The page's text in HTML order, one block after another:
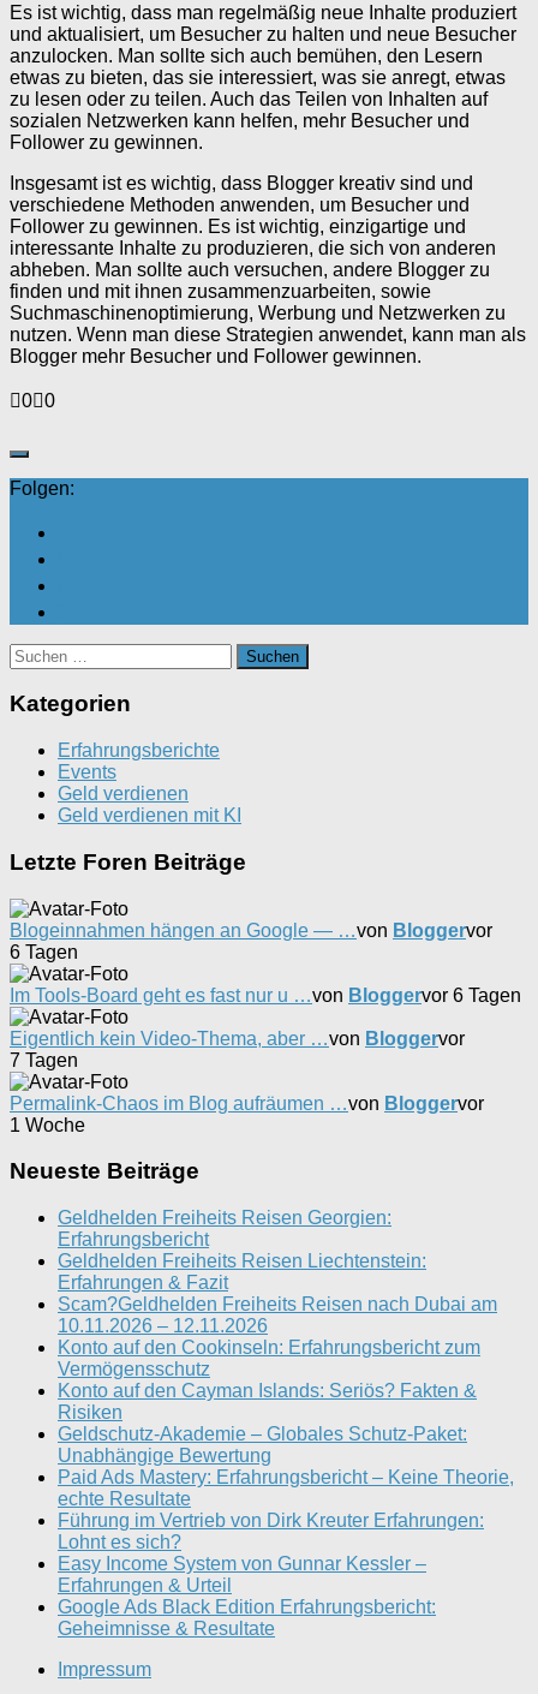
Es ist wichtig, dass man regelmäßig neue Inhalte produziert
und aktualisiert, um Besucher zu halten und neue Besucher
anzulocken. Man sollte sich auch bemühen, den Lesern
etwas zu bieten, das sie interessiert, was sie anregt, etwas
zu lesen oder zu teilen. Auch das Teilen von Inhalten auf
sozialen Netzwerken kann helfen, mehr Besucher und
Follower zu gewinnen.
Insgesamt ist es wichtig, dass Blogger kreativ sind und
verschiedene Methoden anwenden, um Besucher und
Follower zu gewinnen. Es ist wichtig, einzigartige und
interessante Inhalte zu produzieren, die sich von anderen
abheben. Man sollte auch versuchen, andere Blogger zu
finden und mit ihnen zusammenzuarbeiten, sowie
Suchmaschinenoptimierung, Werbung und Netzwerken zu
nutzen. Wenn man diese Strategien anwendet, kann man als
Blogger mehr Besucher und Follower gewinnen.
Anklicken
nach
unten.
0 Anklicken
oben.
0
Folgen:
Suchen
nach:
Kategorien
Erfahrungsberichte
Events
Geld verdienen
Geld verdienen mit KI
Letzte Foren Beiträge
Blogeinnahmen hängen an Google — …von Bloggervor
6 Tagen
Im Tools-Board geht es fast nur u …von Bloggervor 6 Tagen
Eigentlich kein Video-Thema, aber …von Bloggervor
7 Tagen
Permalink-Chaos im Blog aufräumen …von Bloggervor
1 Woche
Neueste Beiträge
Geldhelden Freiheits Reisen Georgien:
Erfahrungsbericht
Geldhelden Freiheits Reisen Liechtenstein:
Erfahrungen & Fazit
Scam?Geldhelden Freiheits Reisen nach Dubai am
10.11.2026 – 12.11.2026
Konto auf den Cookinseln: Erfahrungsbericht zum
Vermögensschutz
Konto auf den Cayman Islands: Seriös? Fakten &
Risiken
Geldschutz-Akademie – Globales Schutz-Paket:
Unabhängige Bewertung
Paid Ads Mastery: Erfahrungsbericht – Keine Theorie,
echte Resultate
Führung im Vertrieb von Dirk Kreuter Erfahrungen:
Lohnt es sich?
Easy Income System von Gunnar Kessler –
Erfahrungen & Urteil
Google Ads Black Edition Erfahrungsbericht:
Geheimnisse & Resultate
Impressum